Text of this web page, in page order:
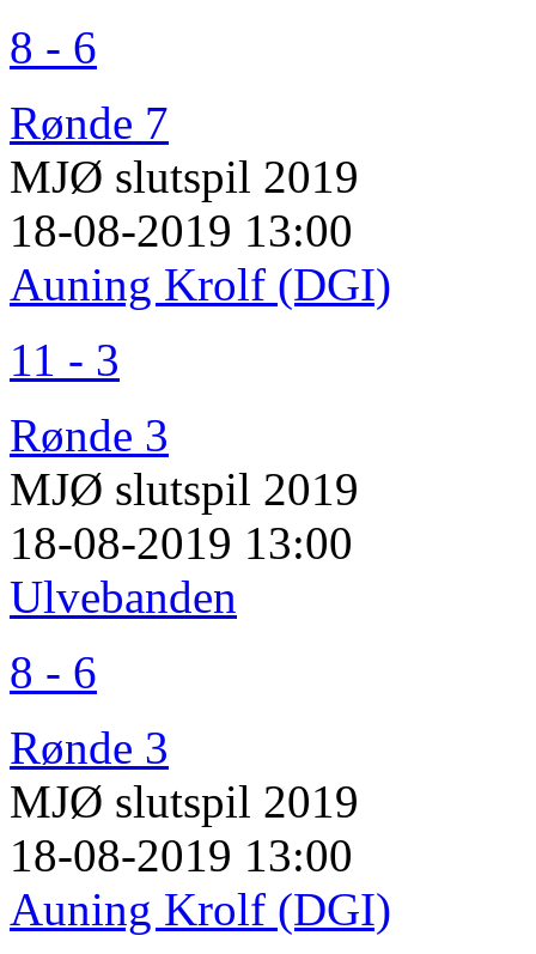
8 - 6
Rønde 7
MJØ slutspil 2019
18-08-2019 13:00
Auning Krolf (DGI)
11 - 3
Rønde 3
MJØ slutspil 2019
18-08-2019 13:00
Ulvebanden
8 - 6
Rønde 3
MJØ slutspil 2019
18-08-2019 13:00
Auning Krolf (DGI)